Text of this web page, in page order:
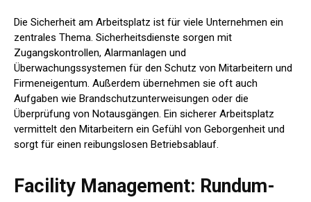
Die Sicherheit am Arbeitsplatz ist für viele Unternehmen ein
zentrales Thema. Sicherheitsdienste sorgen mit
Zugangskontrollen, Alarmanlagen und
Überwachungssystemen für den Schutz von Mitarbeitern und
Firmeneigentum. Außerdem übernehmen sie oft auch
Aufgaben wie Brandschutzunterweisungen oder die
Überprüfung von Notausgängen. Ein sicherer Arbeitsplatz
vermittelt den Mitarbeitern ein Gefühl von Geborgenheit und
sorgt für einen reibungslosen Betriebsablauf.
Facility Management: Rundum-